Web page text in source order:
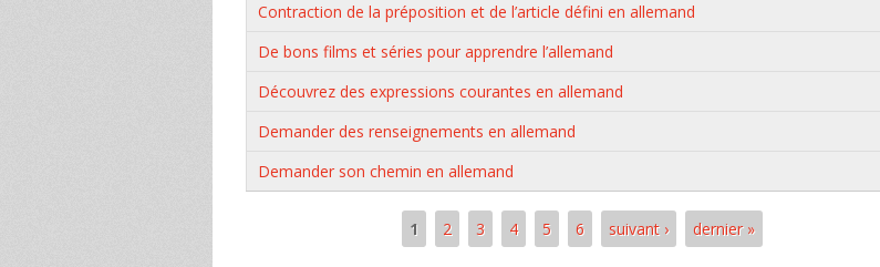
Contraction de la préposition et de l’article défini en allemand
De bons films et séries pour apprendre l’allemand
Découvrez des expressions courantes en allemand
Demander des renseignements en allemand
Demander son chemin en allemand
1 2 3 4 5 6 suivant › dernier »